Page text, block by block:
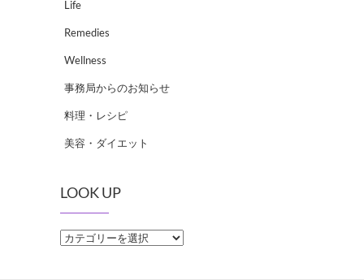
Life
Remedies
Wellness
事務局からのお知らせ
料理・レシピ
美容・ダイエット
LOOK UP
LOOK